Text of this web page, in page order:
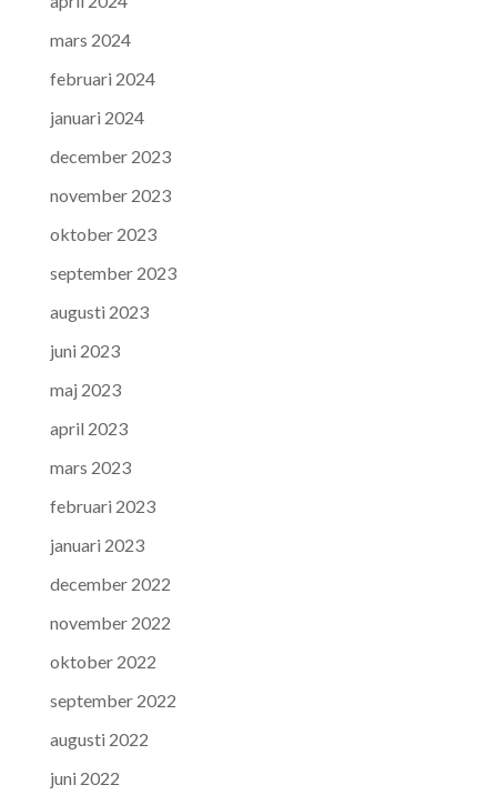
mars 2024
februari 2024
januari 2024
december 2023
november 2023
oktober 2023
september 2023
augusti 2023
juni 2023
maj 2023
april 2023
mars 2023
februari 2023
januari 2023
december 2022
november 2022
oktober 2022
september 2022
augusti 2022
juni 2022